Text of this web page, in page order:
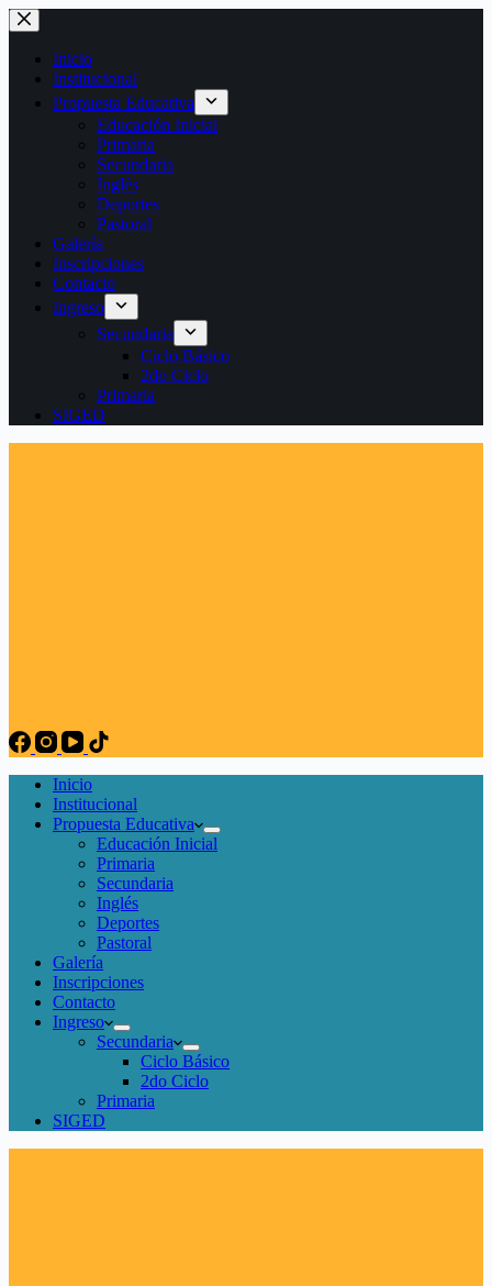
Saltar
al
contenido
Inicio
Institucional
Propuesta Educativa
Educación Inicial
Primaria
Secundaria
Inglés
Deportes
Pastoral
Galería
Inscripciones
Contacto
Ingreso
Secundaria
Ciclo Básico
2do Ciclo
Primaria
SIGED
Inicio
Institucional
Propuesta Educativa
Educación Inicial
Primaria
Secundaria
Inglés
Deportes
Pastoral
Galería
Inscripciones
Contacto
Ingreso
Secundaria
Ciclo Básico
2do Ciclo
Primaria
SIGED